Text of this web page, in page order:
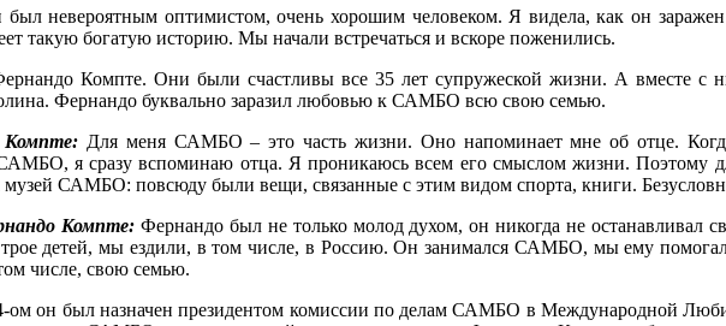
невероятным оптимистом, очень хорошим человеком. Я видела, как он
такую богатую историю. Мы начали встречаться и вскоре поженились.
Компте. Они были счастливы все 35 лет супружеской жизни. А вместе с
Фернандо буквально заразил любовью к САМБО всю свою семью.
Компте: Для меня САМБО – это часть жизни. Оно напоминает мне об отце.
я сразу вспоминаю отца. Я проникаюсь всем его смыслом жизни. Поэтому
САМБО: повсюду были вещи, связанные с этим видом спорта, книги.
Компте: Фернандо был не только молод духом, он никогда не останавливал
детей, мы ездили, в том числе, в Россию. Он занимался САМБО, мы ему
числе, свою семью.
ом он был назначен президентом комиссии по делам САМБО в Международной